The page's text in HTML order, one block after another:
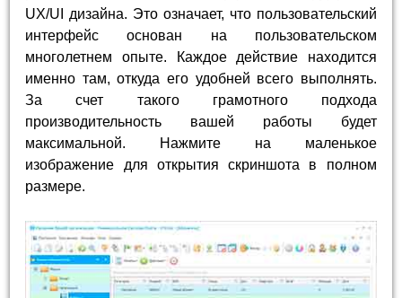
UX/UI дизайна. Это означает, что пользовательский
интерфейс основан на пользовательском
многолетнем опыте. Каждое действие находится
именно там, откуда его удобней всего выполнять.
За счет такого грамотного подхода
производительность вашей работы будет
максимальной. Нажмите на маленькое
изображение для открытия скриншота в полном
размере.